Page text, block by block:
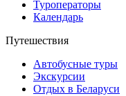
Туроператоры
Календарь
Путешествия
Автобусные туры
Экскурсии
Отдых в Беларуси